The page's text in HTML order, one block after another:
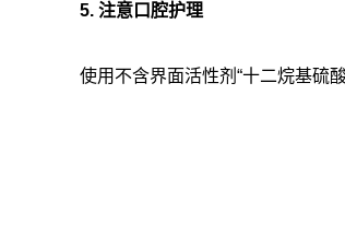
5. 注意口腔护理
使用不含界面活性剂“十二烷基硫